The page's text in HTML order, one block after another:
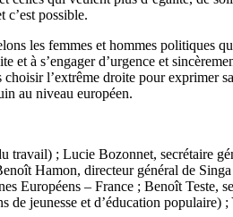
c’est possible.
les femmes et hommes politiques
à s’engager d’urgence et
l’extrême droite pour exprimer
au niveau européen.
travail) ; Lucie Bozonnet, secrétaire
Hamon, directeur général de
Européens – France ; Benoît Teste,
jeunesse et d’éducation populaire)